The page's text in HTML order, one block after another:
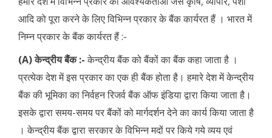
आदि को पूरा करने के लिए विभिन्न प्रकार के बैंक कार्यरत हैं । भारत में
निम्न प्रकार के बैंक कार्यरत हैं :-
(A) केन्द्रीय बैंक :-केन्द्रीय बैंक को बैंकों का बैंक कहा जाता है ।
प्रत्येक देश में इस प्रकार का एक ही बैंक होता है। हमारे देश में केन्द्रीय
बैंक की भूमिका का निर्वहन रिजर्व बैंक ऑफ इंडिया द्वारा किया जाता है।
इसके द्वारा समय-समय पर बैंकों को मार्गदर्शन देने का कार्य किया जाता है
। केन्द्रीय बैंक द्वारा सरकार के विभिन्न मदों पर किये गये व्यय एवं